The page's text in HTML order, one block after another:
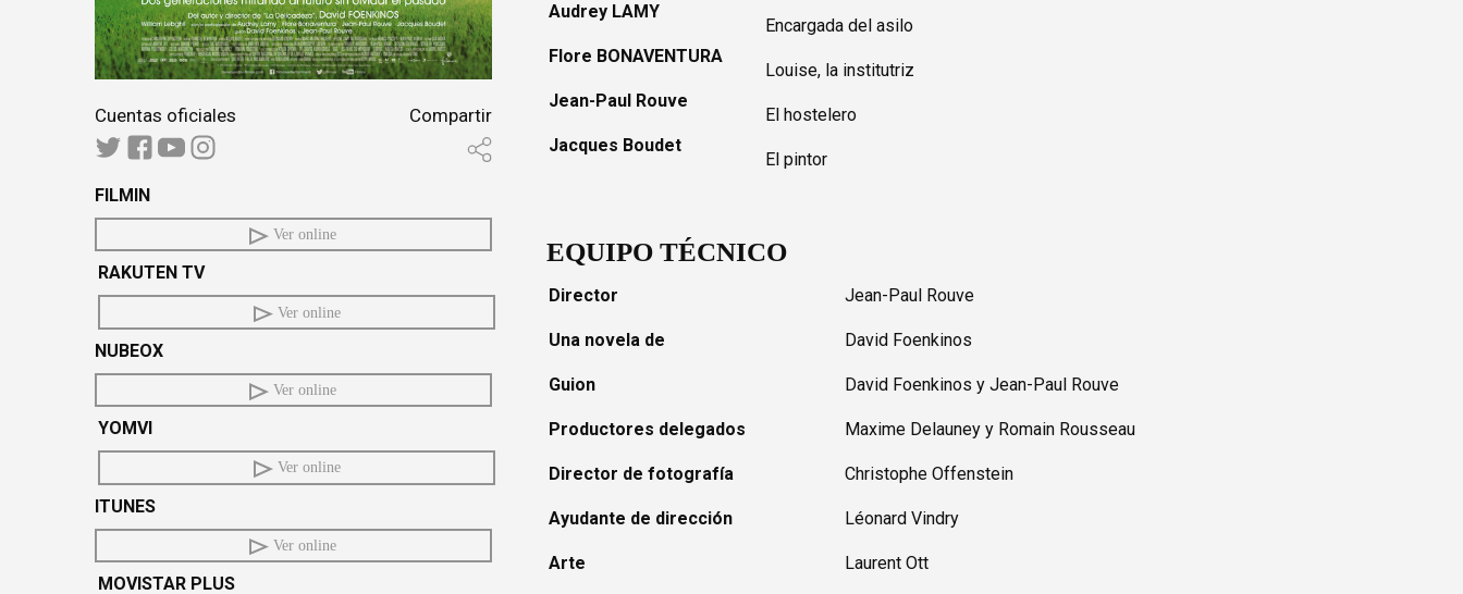
Cuentas oficiales Compartir
FILMIN
Ver online
RAKUTEN TV
Ver online
NUBEOX
Ver online
YOMVI
Ver online
ITUNES
Ver online
MOVISTAR PLUS
Audrey LAMY
Flore BONAVENTURA
Jean-Paul Rouve
Jacques Boudet
Encargada del asilo
Louise, la institutriz
El hostelero
El pintor
EQUIPO TÉCNICO
Director
Una novela de
Guion
Productores delegados
Director de fotografía
Ayudante de dirección
Arte
Jean-Paul Rouve
David Foenkinos
David Foenkinos y Jean-Paul Rouve
Maxime Delauney y Romain Rousseau
Christophe Offenstein
Léonard Vindry
Laurent Ott